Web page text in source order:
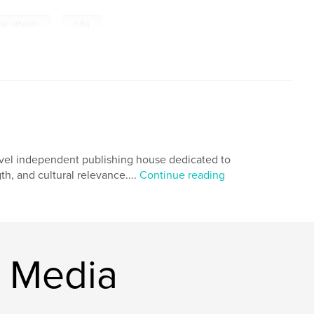
independent publishing house dedicated to
and cultural relevance.... Continue reading